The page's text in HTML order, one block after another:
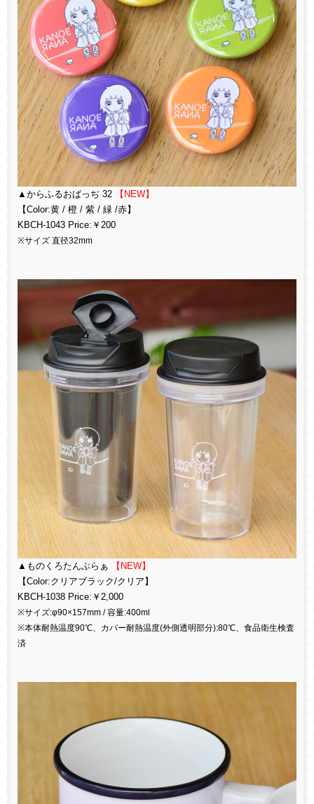
▲からふるおばっぢ 32
【NEW】
【Color:黄 / 橙 / 紫 / 緑 /赤】
KBCH-1043 Price:￥200
※サイズ 直径32mm
▲ものくろたんぶらぁ
【NEW】
【Color:クリアブラック/クリア】
KBCH-1038 Price:￥2,000
※サイズ:φ90×157mm / 容量:400ml
※本体耐熱温度90℃、カバー耐熱温度(外側透明部分):80℃、食品衛生検査
済